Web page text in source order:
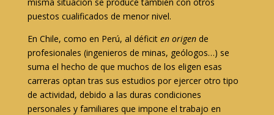
puestos cualificados de menor nivel.
En Chile, como en Perú, al déficit en origende
profesionales (ingenieros de minas, geólogos…) se
suma el hecho de que muchos de los eligen esas
carreras optan tras sus estudios por ejercer otro tipo
de actividad, debido a las duras condiciones
personales y familiares que impone el trabajo en